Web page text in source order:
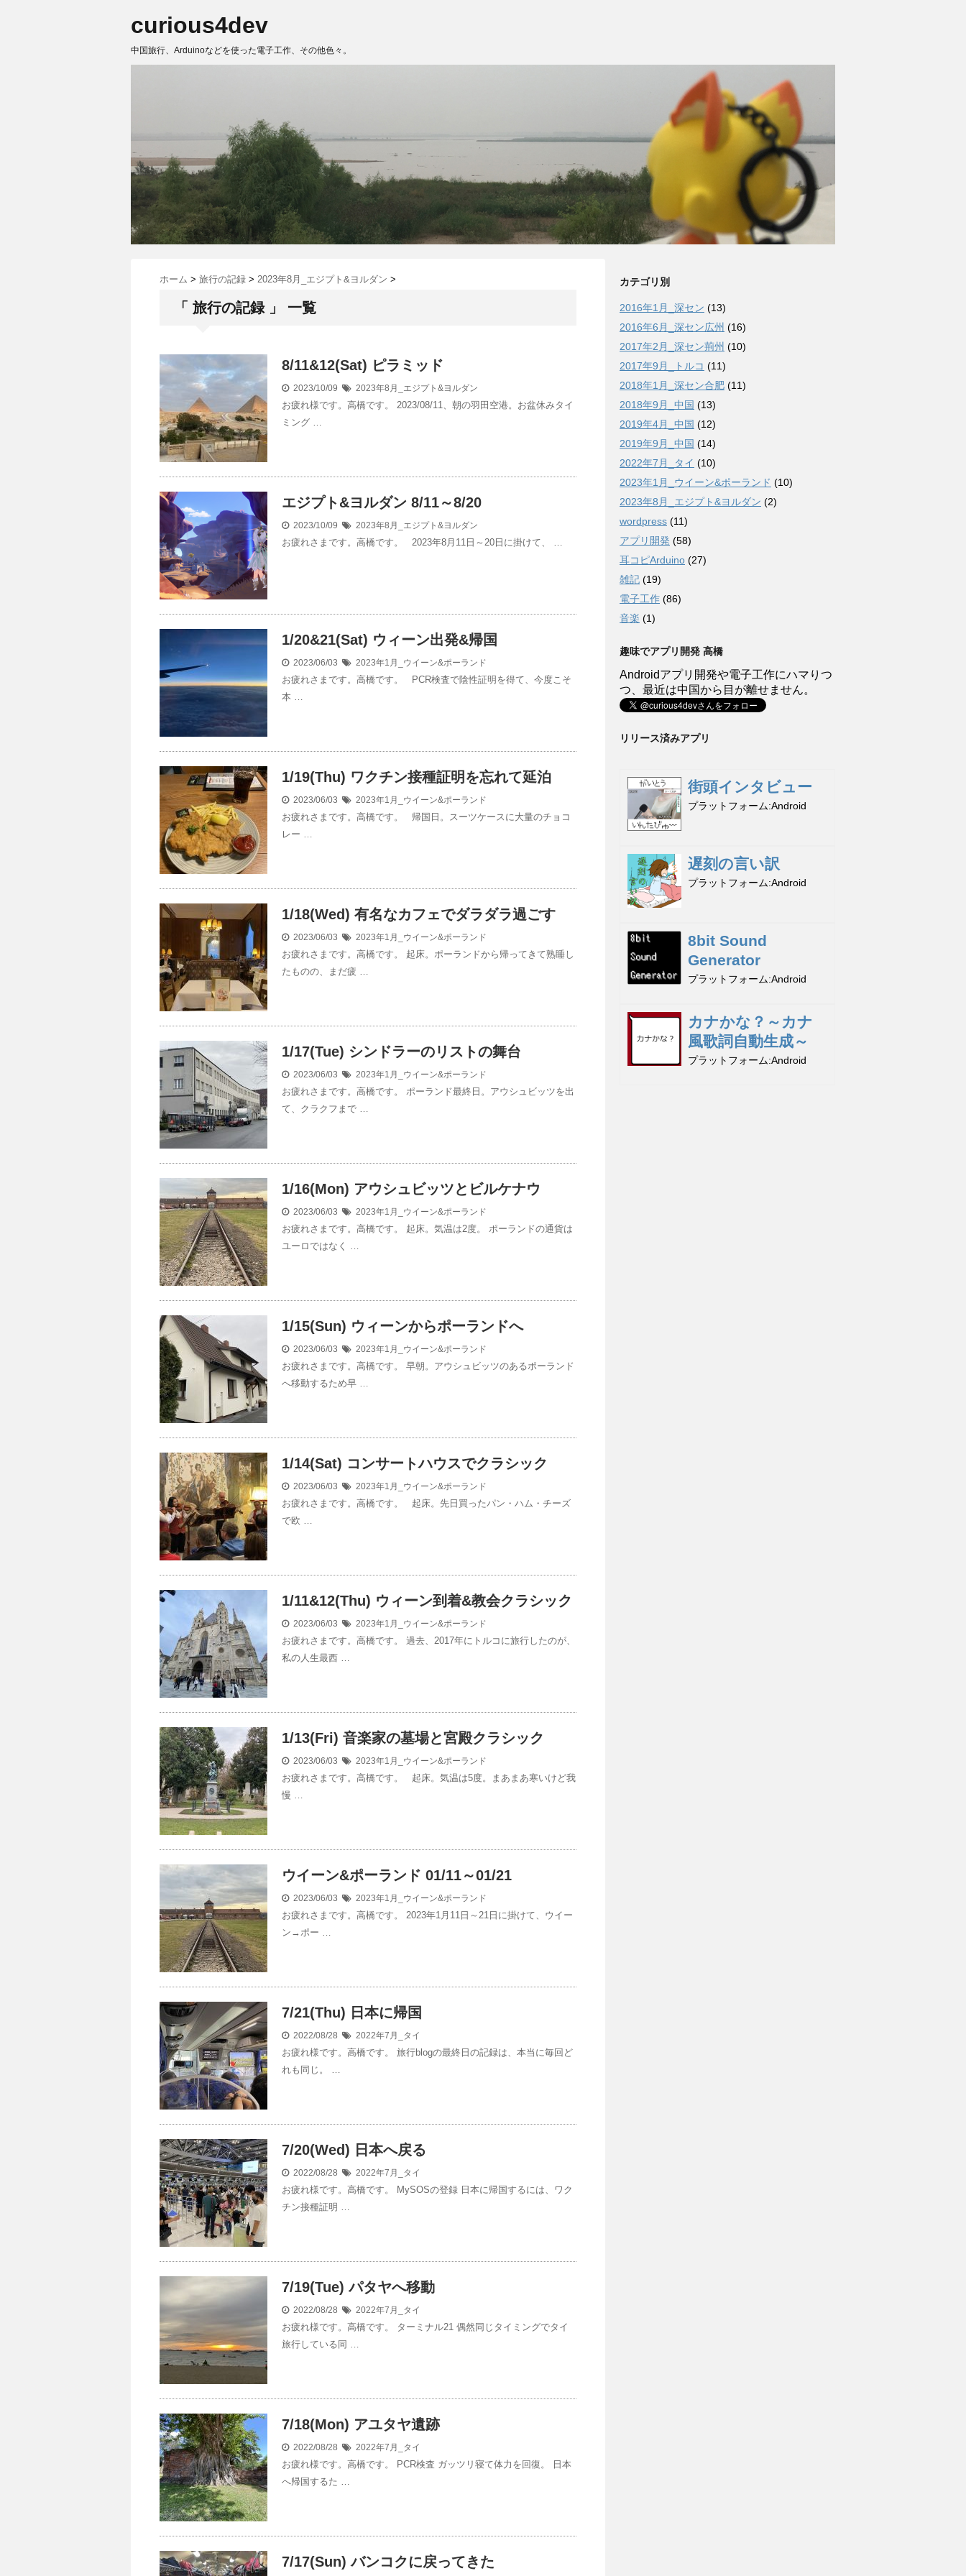
curious4dev
中国旅行、Arduinoなどを使った電子工作、その他色々。
ホーム > 旅行の記録 > 2023年8月_エジプト&ヨルダン >
「 旅行の記録 」 一覧
8/11&12(Sat) ピラミッド
2023/10/09 2023年8月_エジプト&ヨルダン
お疲れ様です。高橋です。 2023/08/11、朝の羽田空港。お盆休みタイ
ミング …
エジプト&ヨルダン 8/11～8/20
2023/10/09 2023年8月_エジプト&ヨルダン
お疲れさまです。高橋です。 2023年8月11日～20日に掛けて、 …
1/20&21(Sat) ウィーン出発&帰国
2023/06/03 2023年1月_ウイーン&ポーランド
お疲れさまです。高橋です。 PCR検査で陰性証明を得て、今度こそ
本 …
1/19(Thu) ワクチン接種証明を忘れて延泊
2023/06/03 2023年1月_ウイーン&ポーランド
お疲れさまです。高橋です。 帰国日。スーツケースに大量のチョコ
レー …
1/18(Wed) 有名なカフェでダラダラ過ごす
2023/06/03 2023年1月_ウイーン&ポーランド
お疲れさまです。高橋です。 起床。ポーランドから帰ってきて熟睡し
たものの、まだ疲 …
1/17(Tue) シンドラーのリストの舞台
2023/06/03 2023年1月_ウイーン&ポーランド
お疲れさまです。高橋です。 ポーランド最終日。アウシュビッツを出
て、クラクフまで …
1/16(Mon) アウシュビッツとビルケナウ
2023/06/03 2023年1月_ウイーン&ポーランド
お疲れさまです。高橋です。 起床。気温は2度。 ポーランドの通貨は
ユーロではなく …
1/15(Sun) ウィーンからポーランドへ
2023/06/03 2023年1月_ウイーン&ポーランド
お疲れさまです。高橋です。 早朝。アウシュビッツのあるポーランド
へ移動するため早 …
1/14(Sat) コンサートハウスでクラシック
2023/06/03 2023年1月_ウイーン&ポーランド
お疲れさまです。高橋です。 起床。先日買ったパン・ハム・チーズ
で欧 …
1/11&12(Thu) ウィーン到着&教会クラシック
2023/06/03 2023年1月_ウイーン&ポーランド
お疲れさまです。高橋です。 過去、2017年にトルコに旅行したのが、
私の人生最西 …
1/13(Fri) 音楽家の墓場と宮殿クラシック
2023/06/03 2023年1月_ウイーン&ポーランド
お疲れさまです。高橋です。 起床。気温は5度。まあまあ寒いけど我
慢 …
ウイーン&ポーランド 01/11～01/21
2023/06/03 2023年1月_ウイーン&ポーランド
お疲れさまです。高橋です。 2023年1月11日～21日に掛けて、ウイー
ン→ポー …
7/21(Thu) 日本に帰国
2022/08/28 2022年7月_タイ
お疲れ様です。高橋です。 旅行blogの最終日の記録は、本当に毎回ど
れも同じ。 …
7/20(Wed) 日本へ戻る
2022/08/28 2022年7月_タイ
お疲れ様です。高橋です。 MySOSの登録 日本に帰国するには、ワク
チン接種証明 …
7/19(Tue) パタヤへ移動
2022/08/28 2022年7月_タイ
お疲れ様です。高橋です。 ターミナル21 偶然同じタイミングでタイ
旅行している同 …
7/18(Mon) アユタヤ遺跡
2022/08/28 2022年7月_タイ
お疲れ様です。高橋です。 PCR検査 ガッツリ寝て体力を回復。 日本
へ帰国するた …
7/17(Sun) バンコクに戻ってきた
カテゴリ別
2016年1月_深セン (13)
2016年6月_深セン広州 (16)
2017年2月_深セン荊州 (10)
2017年9月_トルコ (11)
2018年1月_深セン合肥 (11)
2018年9月_中国 (13)
2019年4月_中国 (12)
2019年9月_中国 (14)
2022年7月_タイ (10)
2023年1月_ウイーン&ポーランド (10)
2023年8月_エジプト&ヨルダン (2)
wordpress (11)
アプリ開発 (58)
耳コピArduino (27)
雑記 (19)
電子工作 (86)
音楽 (1)
趣味でアプリ開発 高橋
Androidアプリ開発や電子工作にハマりつ
つ、最近は中国から目が離せません。
リリース済みアプリ
街頭インタビュー
プラットフォーム Android
遅刻の言い訳
プラットフォーム Android
8bit Sound
Generator
プラットフォーム Android
カナかな？～カナ
風歌詞自動生成～
プラットフォーム Android